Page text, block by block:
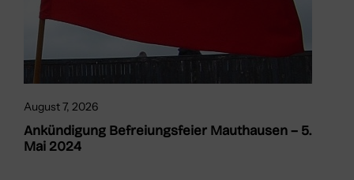
August 7, 2026
Ankündigung Befreiungsfeier Mauthausen – 5.
Mai 2024